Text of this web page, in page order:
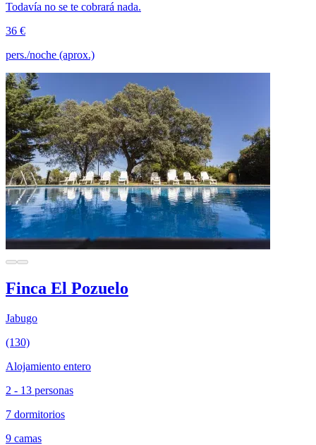
Todavía no se te cobrará nada.
36 €
pers./noche (aprox.)
Finca El Pozuelo
Jabugo
(130)
Alojamiento entero
2 - 13 personas
7 dormitorios
9 camas